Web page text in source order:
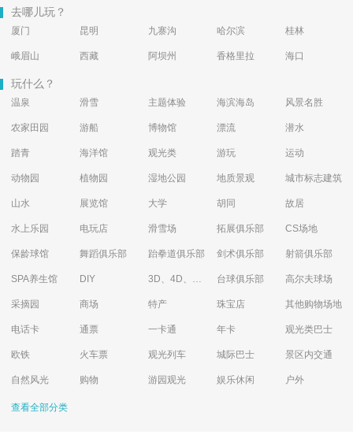
去哪儿玩？
厦门 昆明 九寨沟 哈尔滨 桂林
峨眉山 西藏 阿坝州 香格里拉 海口
玩什么？
温泉 滑雪 主题体验 海滨海岛 风景名胜
农家田园 游船 博物馆 漂流 潜水
踏青 海洋馆 观光类 游玩 运动
动物园 植物园 湿地公园 地质景观 城市标志建筑
山水 展览馆 大学 胡同 故居
水上乐园 电玩店 滑雪场 拓展俱乐部 CS场地
保龄球馆 舞蹈俱乐部 跆拳道俱乐部 剑术俱乐部 射箭俱乐部
SPA养生馆 DIY 3D、4D、5D艺术体验馆 台球俱乐部 高尔夫球场
采摘园 商场 特产 珠宝店 其他购物场地
电话卡 通票 一卡通 年卡 观光类巴士
欧铁 火车票 观光列车 城际巴士 景区内交通
自然风光 购物 游园观光 娱乐休闲 户外
查看全部分类